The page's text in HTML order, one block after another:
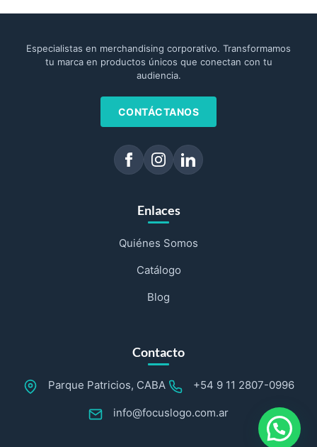
Especialistas en merchandising corporativo. Transformamos
tu marca en productos únicos que conectan con tu
audiencia.
CONTÁCTANOS
Enlaces
Quiénes Somos
Catálogo
Blog
Contacto
Parque Patricios, CABA +54 9 11 2807-0996
info@focuslogo.com.ar